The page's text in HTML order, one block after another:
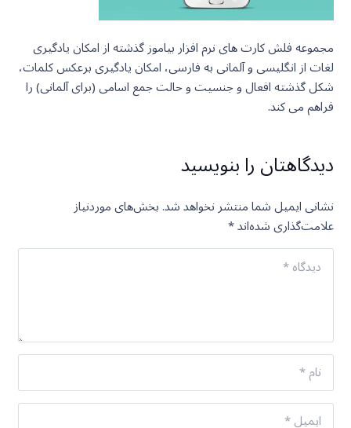
مجموعه فلش کارت های نرم افزار بیاموز گذشته از امکان یادگیری
لغات از انگلیسی و آلمانی به فارسی، امکان یادگیری برعکس کلمات،
شکل گذشته افعال و جنسیت و حالت جمع اسامی (برای آلمانی) را
فراهم می کند.
دیدگاهتان را بنویسید
نشانی ایمیل شما منتشر نخواهد شد.بخش‌های موردنیاز
علامت‌گذاری شده‌اند*